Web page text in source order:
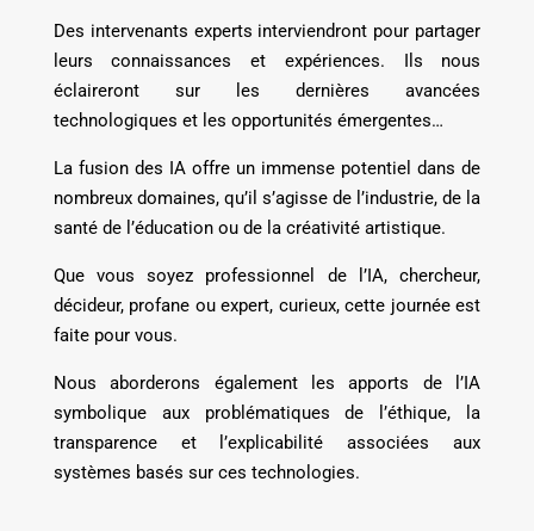
Des intervenants experts interviendront pour partager
leurs connaissances et expériences. Ils nous
éclaireront sur les dernières avancées
technologiques et les opportunités émergentes…
La fusion des IA offre un immense potentiel dans de
nombreux domaines, qu’il s’agisse de l’industrie, de la
santé de l’éducation ou de la créativité artistique.
Que vous soyez professionnel de l’IA, chercheur,
décideur, profane ou expert, curieux, cette journée est
faite pour vous.
Nous aborderons également les apports de l’IA
symbolique aux problématiques de l’éthique, la
transparence et l’explicabilité associées aux
systèmes basés sur ces technologies.